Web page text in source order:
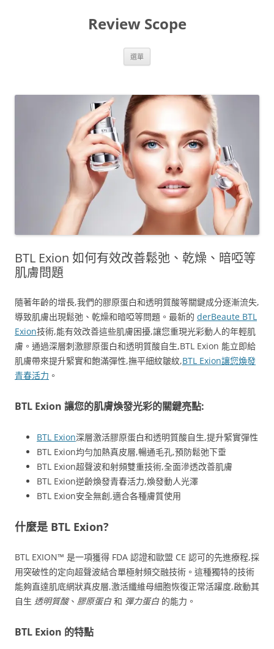
Review Scope
選單
BTL Exion 如何有效改善鬆弛、乾燥、暗啞等
肌膚問題
隨著年齡的增長,我們的膠原蛋白和透明質酸等關鍵成分逐漸流失,
導致肌膚出現鬆弛、乾燥和暗啞等問題。最新的 derBeaute BTL
Exion技術,能有效改善這些肌膚困擾,讓您重現光彩動人的年輕肌
膚。通過深層刺激膠原蛋白和透明質酸自生,BTL Exion 能立即給
肌膚帶來提升緊實和飽滿彈性,撫平細紋皺紋,BTL Exion讓您煥發
青春活力 。
BTL Exion 讓您的肌膚煥發光彩的關鍵亮點:
BTL Exion深層激活膠原蛋白和透明質酸自生,提升緊實彈性
BTL Exion均勻加熱真皮層,暢通毛孔,預防鬆弛下垂
BTL Exion超聲波和射頻雙重技術,全面滲透改善肌膚
BTL Exion逆齡煥發青春活力,煥發動人光澤
BTL Exion安全無創,適合各種膚質使用
什麼是 BTL Exion?
BTL EXION™ 是一項獲得 FDA 認證和歐盟 CE 認可的先進療程,採
用突破性的定向超聲波結合單極射頻交融技術。這種獨特的技術
能夠直達肌底網狀真皮層,激活纖維母細胞恢復正常活躍度,啟動其
自生 透明質酸、 膠原蛋白和 彈力蛋白的能力。
BTL Exion 的特點